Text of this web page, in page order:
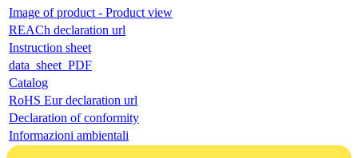
Image of product - Product view
REACh declaration url
Instruction sheet
data_sheet_PDF
Catalog
RoHS Eur declaration url
Declaration of conformity
Informazioni ambientali